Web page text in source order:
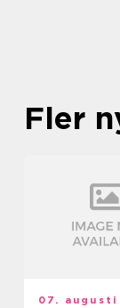
Fler
07. augusti